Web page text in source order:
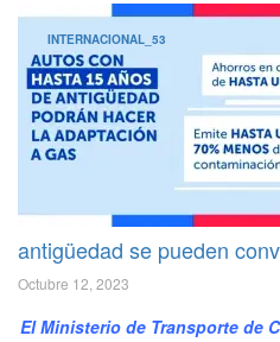
INTERNACIONAL_53
antigüedad se pueden
Octubre 12, 2023
El Ministerio de Transporte de